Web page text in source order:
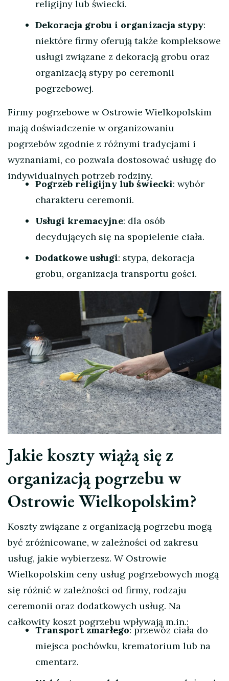
religijny lub świecki.
Dekoracja grobu i organizacja stypy:
niektóre firmy oferują także kompleksowe
usługi związane z dekoracją grobu oraz
organizacją stypy po ceremonii
pogrzebowej.
Firmy pogrzebowe w Ostrowie Wielkopolskim
mają doświadczenie w organizowaniu
pogrzebów zgodnie z różnymi tradycjami i
wyznaniami, co pozwala dostosować usługę do
indywidualnych potrzeb rodziny.
Pogrzeb religijny lub świecki: wybór
charakteru ceremonii.
Usługi kremacyjne: dla osób
decydujących się na spopielenie ciała.
Dodatkowe usługi: stypa, dekoracja
grobu, organizacja transportu gości.
Jakie koszty wiążą się z
organizacją pogrzebu w
Ostrowie Wielkopolskim?
Koszty związane z organizacją pogrzebu mogą
być zróżnicowane, w zależności od zakresu
usług, jakie wybierzesz. W Ostrowie
Wielkopolskim ceny usług pogrzebowych mogą
się różnić w zależności od firmy, rodzaju
ceremonii oraz dodatkowych usług. Na
całkowity koszt pogrzebu wpływają m.in.:
Transport zmarłego: przewóz ciała do
miejsca pochówku, krematorium lub na
cmentarz.